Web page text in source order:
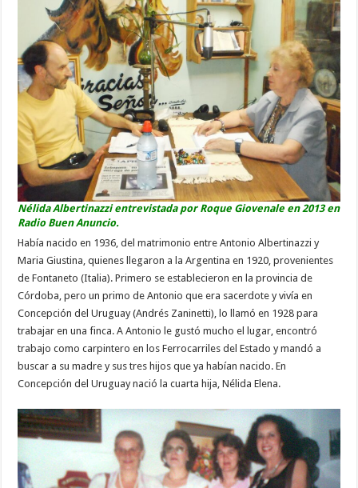
Nélida Albertinazzi entrevistada por Roque Giovenale en 2013 en
Radio Buen Anuncio.
Había nacido en 1936, del matrimonio entre Antonio Albertinazzi y
Maria Giustina, quienes llegaron a la Argentina en 1920, provenientes
de Fontaneto (Italia). Primero se establecieron en la provincia de
Córdoba, pero un primo de Antonio que era sacerdote y vivía en
Concepción del Uruguay (Andrés Zaninetti), lo llamó en 1928 para
trabajar en una finca. A Antonio le gustó mucho el lugar, encontró
trabajo como carpintero en los Ferrocarriles del Estado y mandó a
buscar a su madre y sus tres hijos que ya habían nacido. En
Concepción del Uruguay nació la cuarta hija, Nélida Elena.